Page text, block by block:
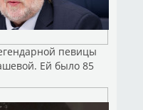
певицы
Ей было 85